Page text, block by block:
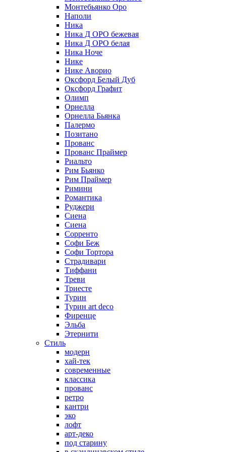
Монтебьянко Оро
Наполи
Ника
Ника Д ОРО бежевая
Ника Д ОРО белая
Ника Ноче
Нике
Нике Аворио
Оксфорд Белый Дуб
Оксфорд Графит
Олимп
Орнелла
Орнелла Бьянка
Палермо
Позитано
Прованс
Прованс Праймер
Риальто
Рим Бьянко
Рим Праймер
Римини
Романтика
Руджери
Сиена
Сиена
Сорренто
Софи Беж
Софи Тортора
Страдивари
Тиффани
Треви
Триесте
Турин
Турин art deco
Фиренце
Эльба
Этернити
Стиль
модерн
хай-тек
современные
классика
прованс
ретро
кантри
эко
лофт
арт-деко
под старину